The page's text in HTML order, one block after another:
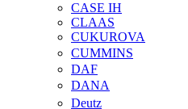
CASE IH
CLAAS
CUKUROVA
CUMMINS
DAF
DANA
Deutz